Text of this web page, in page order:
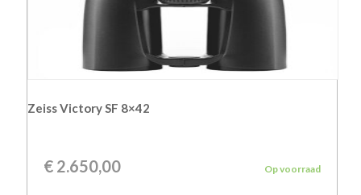
Zeiss Victory SF 8×42
€2.650,00 Op voorraad